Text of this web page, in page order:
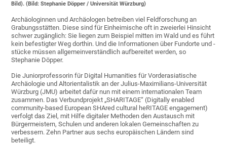
Bild). (Bild: Stephanie Döpper / Universität Würzburg)
Archäologinnen und Archäologen betreiben viel Feldforschung an
Grabungsstätten. Diese sind für Einheimische oft in zweierlei Hinsicht
schwer zugänglich: Sie liegen zum Beispiel mitten im Wald und es führt
kein befestigter Weg dorthin. Und die Informationen über Fundorte und -
stücke müssen allgemeinverständlich aufbereitet werden, so
Stephanie Döpper.
Die Juniorprofessorin für Digital Humanities für Vorderasiatische
Archäologie und Altorientalistik an der Julius-Maximilians-Universität
Würzburg (JMU) arbeitet dafür nun mit einem internationalen Team
zusammen. Das Verbundprojekt „SHARITAGE“ (Digitally enabled
community-based European SHAred cultural heRITAGE engagement)
verfolgt das Ziel, mit Hilfe digitaler Methoden den Austausch mit
Bürgermeistern, Schulen und anderen lokalen Gemeinschaften zu
verbessern. Zehn Partner aus sechs europäischen Ländern sind
beteiligt.